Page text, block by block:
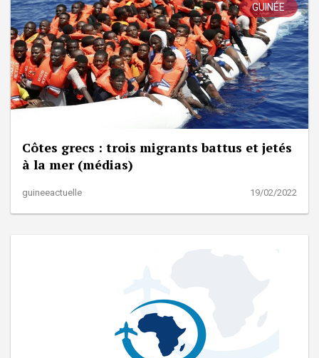
GUINÉE
Côtes grecs : trois migrants battus et jetés
à la mer (médias)
guineeactuelle 19/02/2022